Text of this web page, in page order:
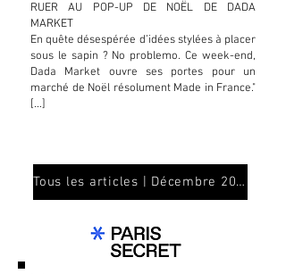
RUER AU POP-UP DE NOËL DE DADA
MARKET
En quête désespérée d’idées stylées à placer
sous le sapin ? No problemo. Ce week-end,
Dada Market ouvre ses portes pour un
marché de Noël résolument Made in France."
[...]
Tous les articles | Décembre 2022